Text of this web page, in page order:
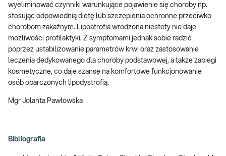
wyeliminować czynniki warunkujące pojawienie się choroby np.
stosując odpowiednią dietę lub szczepienia ochronne przeciwko
chorobom zakaźnym. Lipoatrofia wrodzona niestety nie daje
możliwości profilaktyki. Z symptomami jednak sobie radzić
poprzez ustabilizowanie parametrów krwi oraz zastosowanie
leczenia dedykowanego dla choroby podstawowej, a także zabiegi
kosmetyczne, co daje szansę na komfortowe funkcjonowanie
osób obarczonych lipodystrofią.
Mgr Jolanta Pawłowska
Bibliografia